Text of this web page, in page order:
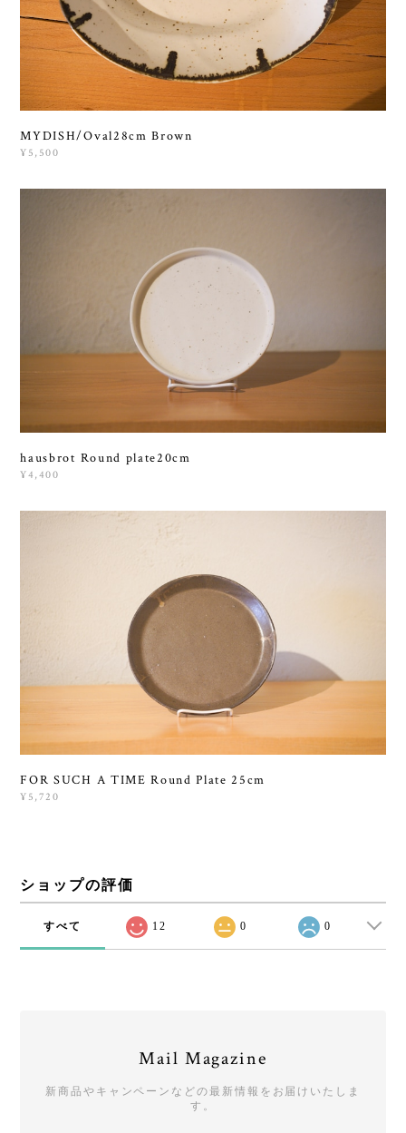
MYDISH/Oval28cm Brown
¥5,500
hausbrot Round plate20cm
¥4,400
FOR SUCH A TIME Round Plate 25cm
¥5,720
ショップの評価
すべて 12 0 0
Mail Magazine
新商品やキャンペーンなどの最新情報をお届けいたしま
す。